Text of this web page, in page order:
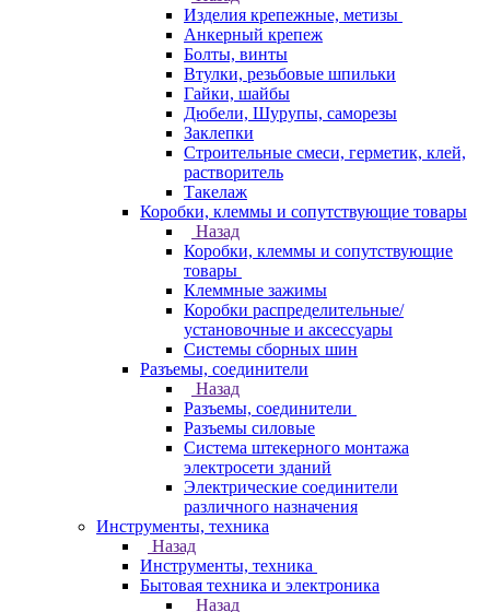
Изделия крепежные, метизы
Анкерный крепеж
Болты, винты
Втулки, резьбовые шпильки
Гайки, шайбы
Дюбели, Шурупы, саморезы
Заклепки
Строительные смеси, герметик, клей,
растворитель
Такелаж
Коробки, клеммы и сопутствующие товары
Назад
Коробки, клеммы и сопутствующие
товары
Клеммные зажимы
Коробки распределительные/
установочные и аксессуары
Системы сборных шин
Разъемы, соединители
Назад
Разъемы, соединители
Разъемы силовые
Система штекерного монтажа
электросети зданий
Электрические соединители
различного назначения
Инструменты, техника
Назад
Инструменты, техника
Бытовая техника и электроника
Назад